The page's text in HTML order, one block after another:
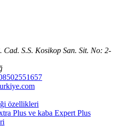
Cad. S.S. Kosikop San. Sit. No: 2-
özellikleri
Plus ve kaba Expert Plus